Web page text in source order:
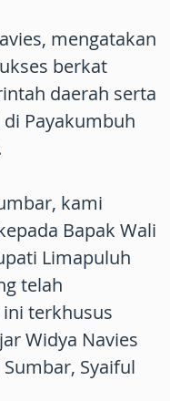
mengatakan
berkat
daerah serta
Payakumbuh
kami
Bapak Wali
Limapuluh
telah
terkhusus
Widya Navies
Syaiful